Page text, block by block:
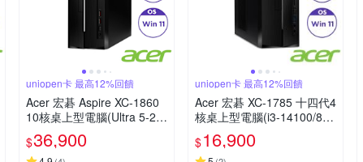
uniopen卡 最高12%回饋
Acer 宏碁 Aspire XC-1860
10核桌上型電腦(Ultra 5-22
5/16GB/1TB/Win11)
$36,900
uniopen卡 最高12%回饋
Acer 宏碁 XC-1785 十四代4
核桌上型電腦(i3-14100/8G/
512GB SSD/Win11)
$16,900